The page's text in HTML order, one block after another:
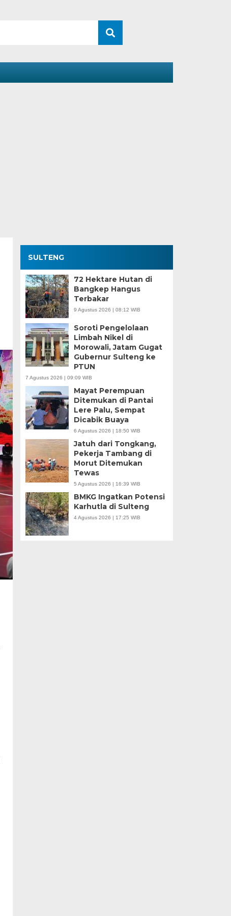
SULTENG
72 Hektare Hutan di
Bangkep Hangus
Terbakar
9 Agustus 2026 | 08:12 WIB
Soroti Pengelolaan
Limbah Nikel di
Morowali, Jatam Gugat
Gubernur Sulteng ke
PTUN
7 Agustus 2026 | 09:09 WIB
Mayat Perempuan
Ditemukan di Pantai
Lere Palu, Sempat
Dicabik Buaya
6 Agustus 2026 | 18:50 WIB
Jatuh dari Tongkang,
Pekerja Tambang di
Morut Ditemukan
Tewas
5 Agustus 2026 | 16:39 WIB
BMKG Ingatkan Potensi
Karhutla di Sulteng
4 Agustus 2026 | 17:25 WIB